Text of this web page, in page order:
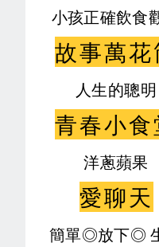
小孩正確飲食
故事萬花
人生的聰明
青春小食
洋蔥蘋果
愛聊天
簡單◎放下◎